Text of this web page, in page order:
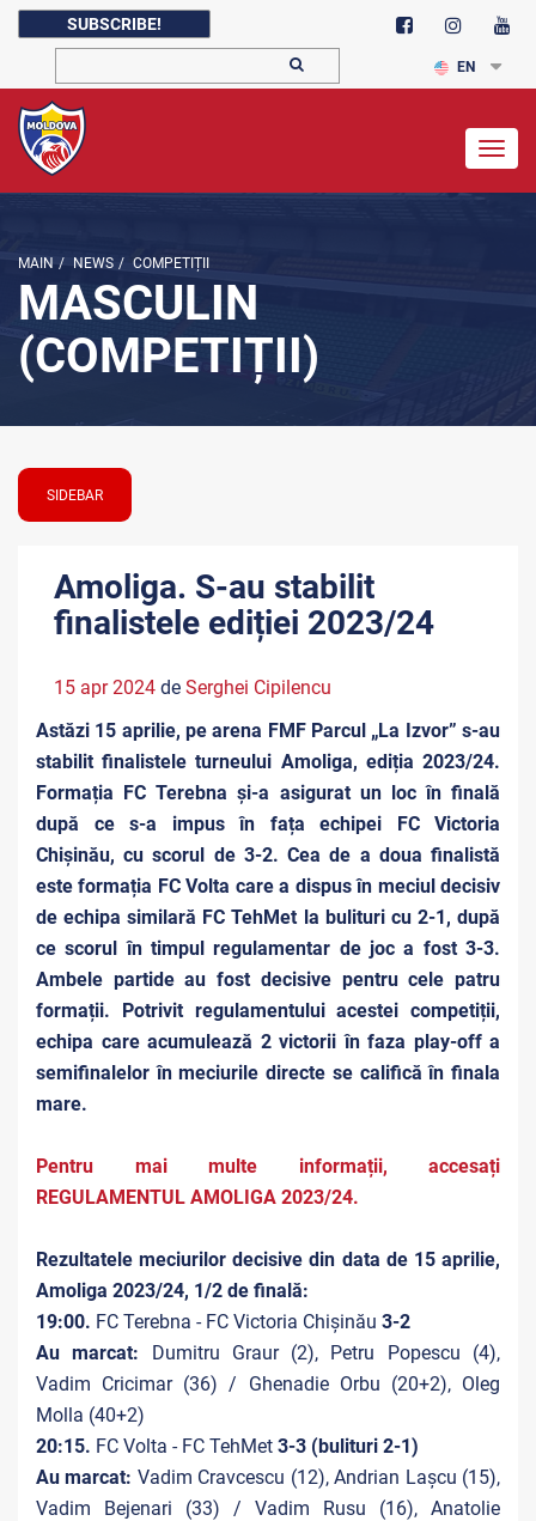
SUBSCRIBE!
EN
MAIN / NEWS / COMPETIȚII
MASCULIN
(COMPETIȚII)
SIDEBAR
Amoliga. S-au stabilit
finalistele ediției 2023/24
15 apr 2024 de Serghei Cipilencu
Astăzi 15 aprilie, pe arena FMF Parcul „La Izvor” s-au
stabilit finalistele turneului Amoliga, ediția 2023/24.
Formația FC Terebna și-a asigurat un loc în finală
după ce s-a impus în fața echipei FC Victoria
Chișinău, cu scorul de 3-2. Cea de a doua finalistă
este formația FC Volta care a dispus în meciul decisiv
de echipa similară FC TehMet la bulituri cu 2-1, după
ce scorul în timpul regulamentar de joc a fost 3-3.
Ambele partide au fost decisive pentru cele patru
formații. Potrivit regulamentului acestei competiții,
echipa care acumulează 2 victorii în faza play-off a
semifinalelor în meciurile directe se califică în finala
mare.
Pentru mai multe informații, accesați
REGULAMENTUL AMOLIGA 2023/24.
Rezultatele meciurilor decisive din data de 15 aprilie,
Amoliga 2023/24, 1/2 de finală:
19:00. FC Terebna - FC Victoria Chișinău 3-2
Au marcat: Dumitru Graur (2), Petru Popescu (4),
Vadim Cricimar (36) / Ghenadie Orbu (20+2), Oleg
Molla (40+2)
20:15. FC Volta - FC TehMet 3-3 (bulituri 2-1)
Au marcat: Vadim Cravcescu (12), Andrian Lașcu (15),
Vadim Bejenari (33) / Vadim Rusu (16), Anatolie